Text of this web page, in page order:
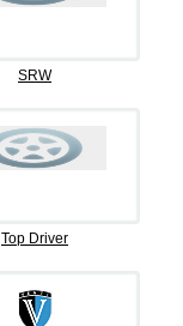
SRW
Top Driver